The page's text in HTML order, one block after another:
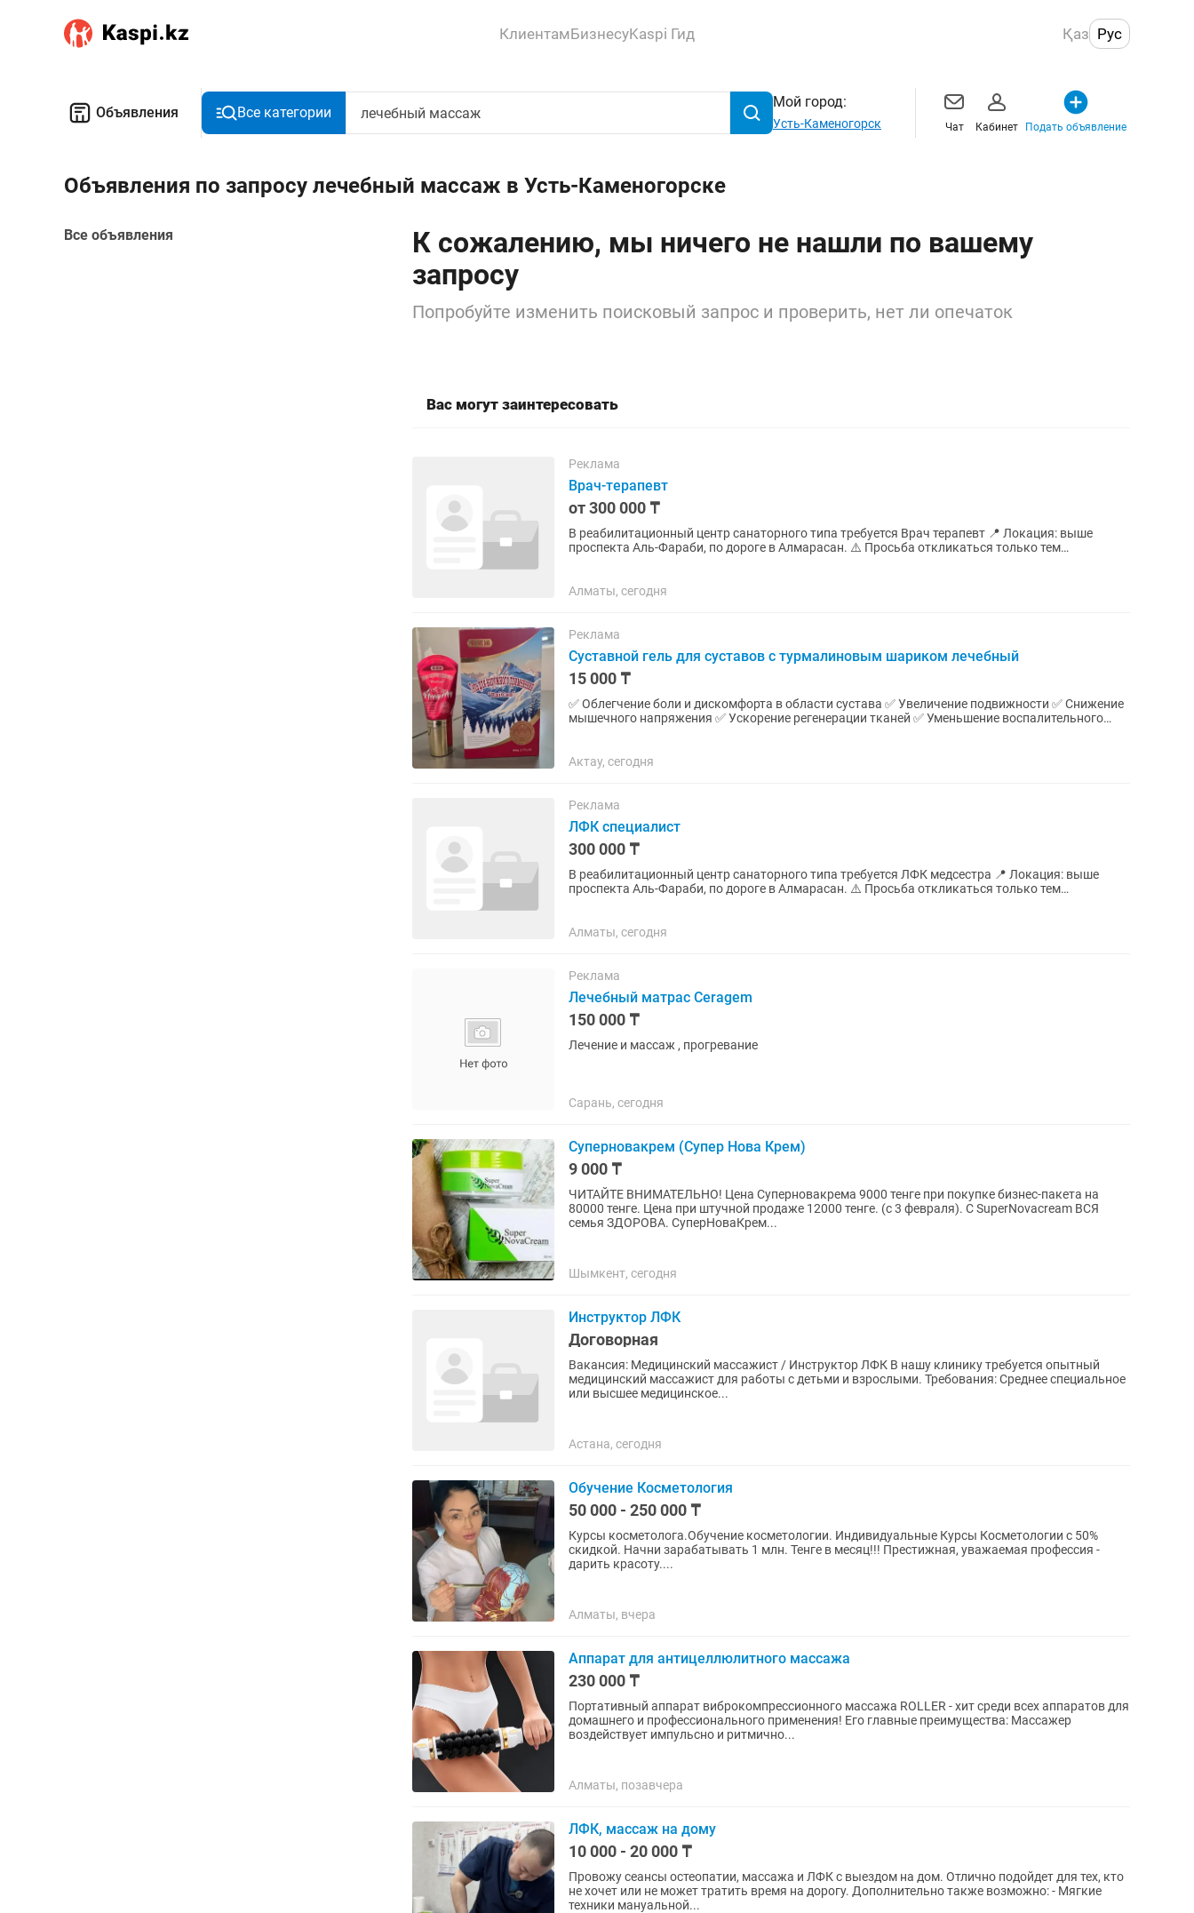
КлиентамБизнесуKaspi Гид Қаз Рус
Объявления Все категории
Мой город:
Усть-Каменогорск Чат Кабинет Подать объявление
Объявления по запросу лечебный массаж в Усть-Каменогорске
Все объявления
К сожалению, мы ничего не нашли по вашему
запросу
Попробуйте изменить поисковый запрос и проверить, нет ли опечаток
Вас могут заинтересовать
Реклама
Врач-терапевт
от 300 000 ₸
В реабилитационный центр санаторного типа требуется Врач терапевт 📍 Локация: выше
проспекта Аль-Фараби, по дороге в Алмарасан. ⚠️ Просьба откликаться только тем
Алматы, сегодня
Реклама
Суставной гель для суставов с турмалиновым шариком лечебный
15 000 ₸
✅ Облегчение боли и дискомфорта в области сустава ✅ Увеличение подвижности ✅ Снижение
мышечного напряжения ✅ Ускорение регенерации тканей ✅ Уменьшение воспалительного
Актау, сегодня
Реклама
ЛФК специалист
300 000 ₸
В реабилитационный центр санаторного типа требуется ЛФК медсестра 📍 Локация: выше
проспекта Аль-Фараби, по дороге в Алмарасан. ⚠️ Просьба откликаться только тем
Алматы, сегодня
Реклама
Лечебный матрас Ceragem
150 000 ₸
Лечение и массаж , прогревание
Сарань, сегодня
Суперновакрем (Супер Нова Крем)
9 000 ₸
ЧИТАЙТЕ ВНИМАТЕЛЬНО! Цена Суперновакрема 9000 тенге при покупке бизнес-пакета на
80000 тенге. Цена при штучной продаже 12000 тенге. (с 3 февраля). С SuperNovacreаm ВСЯ
семья ЗДОРОВА. СуперНоваКрем...
Шымкент, сегодня
Инструктор ЛФК
Договорная
Вакансия: Медицинский массажист / Инструктор ЛФК В нашу клинику требуется опытный
медицинский массажист для работы с детьми и взрослыми. Требования: Среднее специальное
или высшее медицинское...
Астана, сегодня
Обучение Косметология
50 000 - 250 000 ₸
Курсы косметолога.Обучение косметологии. Индивидуальные Курсы Косметологии с 50%
скидкой. Начни зарабатывать 1 млн. Тенге в месяц!!! Престижная, уважаемая профессия -
дарить красоту....
Алматы, вчера
Аппарат для антицеллюлитного массажа
230 000 ₸
Портативный аппарат виброкомпрессионного массажа ROLLER - хит среди всех аппаратов для
домашнего и профессионального применения! Его главные преимущества: Массажер
воздействует импульсно и ритмично...
Алматы, позавчера
ЛФК, массаж на дому
10 000 - 20 000 ₸
Провожу сеансы остеопатии, массажа и ЛФК с выездом на дом. Отлично подойдет для тех, кто
не хочет или не может тратить время на дорогу. Дополнительно также возможно: - Мягкие
техники мануальной...